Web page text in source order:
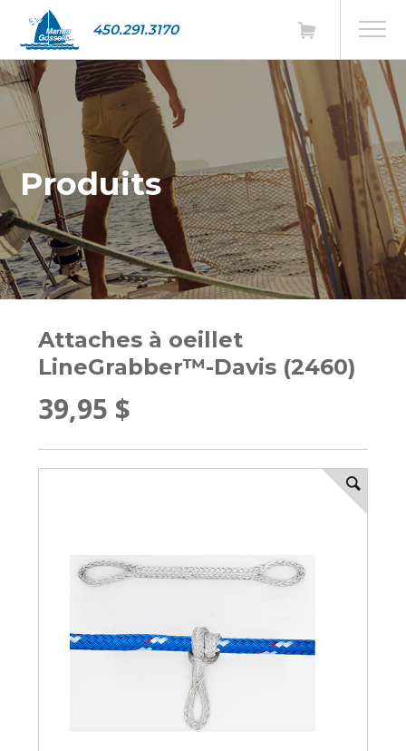
450.291.3170
Produits
Attaches à oeillet
LineGrabber™-Davis (2460)
39,95 $